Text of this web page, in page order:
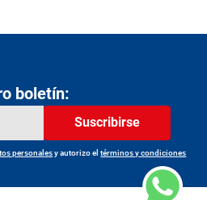
boletín:
Suscribirse
personalesy autorizo eltérminos y condiciones